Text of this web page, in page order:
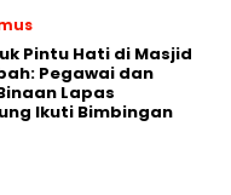
Pintu Hati di Masjid
Pegawai dan
Lapas
Ikuti Bimbingan